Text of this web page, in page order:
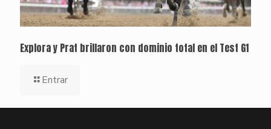
Explora y Prat brillaron con dominio total en el Test G1
Entrar